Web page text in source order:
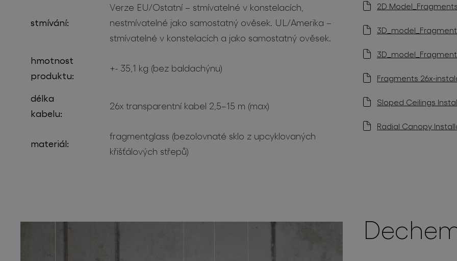
stmívání:
Verze EU/Ostatní – stmívatelné v konstelacích,
nestmívatelné jako samostatný ověsek. UL/Amerika –
stmívatelné v konstelacích a jako samostatný ověsek.
hmotnost
produktu:
+- 35,1 kg (bez baldachýnu)
délka
kabelu:
26x transparentní kabel 2,5–15 m (max)
materiál:
fragmentglass (bezolovnaté sklo z upcyklovaných
křišťálových střepů)
2D
Fragments 26x-
Sloped Ceilings
Radial Canopy